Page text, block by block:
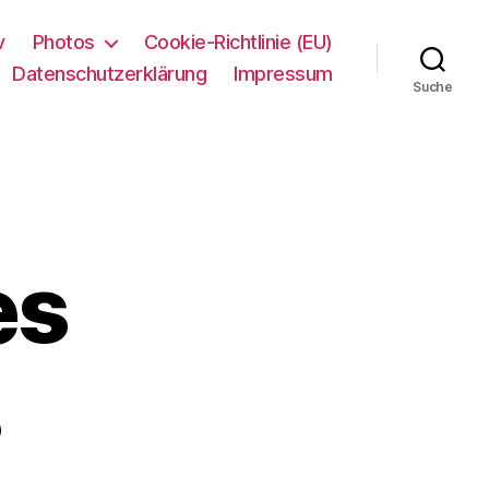
Photos
Cookie-Richtlinie (EU)
Datenschutzerklärung
Impressum
Suche